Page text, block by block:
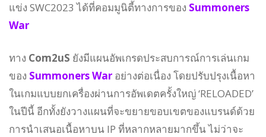
แข่ง SWC2023 ได้ที่คอมมูนิตี้ทางการของ Summoners
War
ทาง Com2uS ยังมีแผนอัพเกรดประสบการณ์การเล่นเกม
ของ Summoners War อย่างต่อเนื่อง โดยปรับปรุงเนื้อหา
ในเกมแบบยกเครื่องผ่านการอัพเดตครั้งใหญ่ ‘RELOADED’
ในปีนี้ อีกทั้งยังวางแผนที่จะขยายขอบเขตของแบรนด์ด้วย
การนำเสนอเนื้อหาบน IP ที่หลากหลายมากขึ้น ไม่ว่าจะ